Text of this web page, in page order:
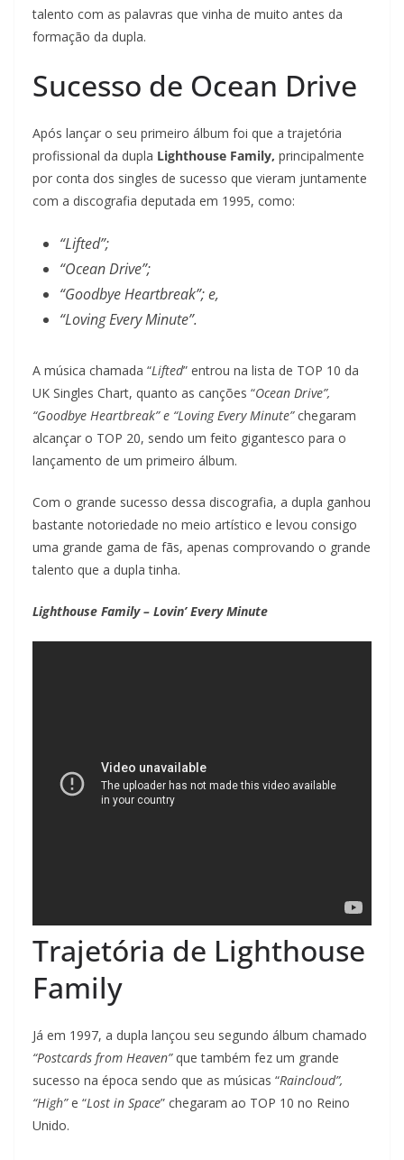
talento com as palavras que vinha de muito antes da
formação da dupla.
Sucesso de Ocean Drive
Após lançar o seu primeiro álbum foi que a trajetória
profissional da dupla Lighthouse Family, principalmente
por conta dos singles de sucesso que vieram juntamente
com a discografia deputada em 1995, como:
“Lifted”;
“Ocean Drive”;
“Goodbye Heartbreak”; e,
“Loving Every Minute”.
A música chamada “Lifted” entrou na lista de TOP 10 da
UK Singles Chart, quanto as canções “Ocean Drive”,
“Goodbye Heartbreak” e “Loving Every Minute”chegaram
alcançar o TOP 20, sendo um feito gigantesco para o
lançamento de um primeiro álbum.
Com o grande sucesso dessa discografia, a dupla ganhou
bastante notoriedade no meio artístico e levou consigo
uma grande gama de fãs, apenas comprovando o grande
talento que a dupla tinha.
Lighthouse Family – Lovin’ Every Minute
Trajetória de Lighthouse
Family
Já em 1997, a dupla lançou seu segundo álbum chamado
“Postcards from Heaven”que também fez um grande
sucesso na época sendo que as músicas “Raincloud”,
“High”e “Lost in Space” chegaram ao TOP 10 no Reino
Unido.